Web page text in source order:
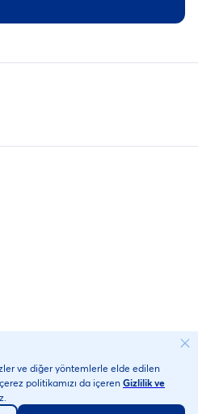
markalarıdır.
A.Ş.
ve diğer yöntemlerle elde edilen
politikamızı da içerenGizlilik ve